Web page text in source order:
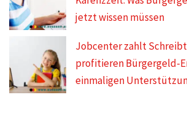
jetzt wissen müssen
Jobcenter zahlt
profitieren Bürgergeld-
einmaligen